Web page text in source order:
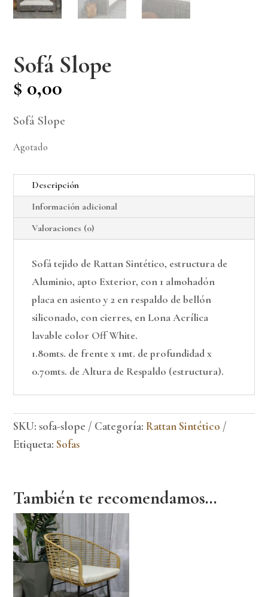
Sofá Slope
$ 0,00
Sofá Slope
Agotado
Descripción
Información adicional
Valoraciones (0)
Sofá tejido de Rattan Sintético, estructura de
Aluminio, apto Exterior, con 1 almohadón
placa en asiento y 2 en respaldo de bellón
siliconado, con cierres, en Lona Acrílica
lavable color Off White.
1.80mts. de frente x 1mt. de profundidad x
0.70mts. de Altura de Respaldo (estructura).
SKU:sofa-slope Categoría: Rattan Sintético
Etiqueta: Sofas
También te recomendamos…